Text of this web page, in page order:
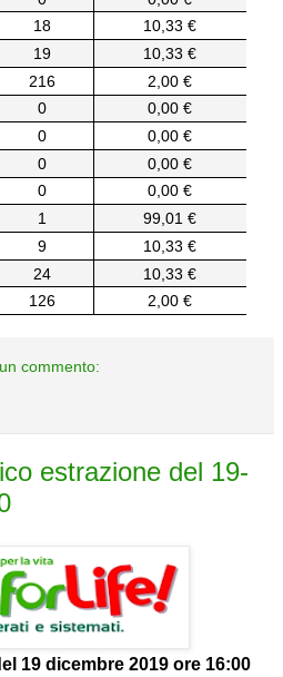
18
10,33 €
19
10,33 €
216
2,00 €
0
0,00 €
0
0,00 €
0
0,00 €
0
0,00 €
1
99,01 €
9
10,33 €
24
10,33 €
126 2,00 €
commento:
estrazione del 19-
19 dicembre 2019 ore 16:00